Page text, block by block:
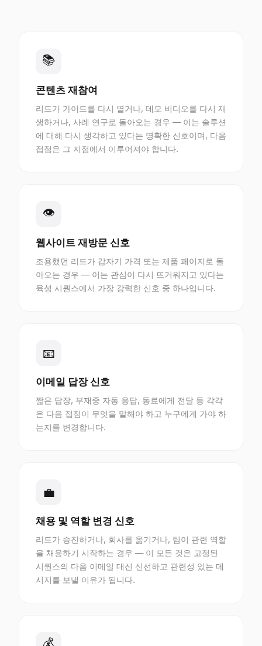
📚
콘텐츠 재참여
리드가 가이드를 다시 열거나, 데모 비디오를 다시 재
생하거나, 사례 연구로 돌아오는 경우 — 이는 솔루션
에 대해 다시 생각하고 있다는 명확한 신호이며, 다음
접점은 그 지점에서 이루어져야 합니다.
👁
웹사이트 재방문 신호
조용했던 리드가 갑자기 가격 또는 제품 페이지로 돌
아오는 경우 — 이는 관심이 다시 뜨거워지고 있다는
육성 시퀀스에서 가장 강력한 신호 중 하나입니다.
📧
이메일 답장 신호
짧은 답장, 부재중 자동 응답, 동료에게 전달 등 각각
은 다음 접점이 무엇을 말해야 하고 누구에게 가야 하
는지를 변경합니다.
💼
채용 및 역할 변경 신호
리드가 승진하거나, 회사를 옮기거나, 팀이 관련 역할
을 채용하기 시작하는 경우 — 이 모든 것은 고정된
시퀀스의 다음 이메일 대신 신선하고 관련성 있는 메
시지를 보낼 이유가 됩니다.
💰